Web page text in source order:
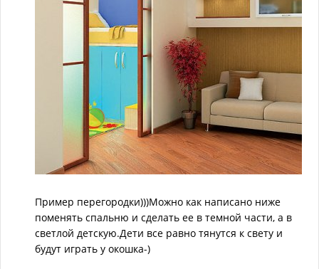
Пример перегородки)))Можно как написано ниже
поменять спальню и сделать ее в темной части, а в
светлой детскую.Дети все равно тянутся к свету и
будут играть у окошка-)